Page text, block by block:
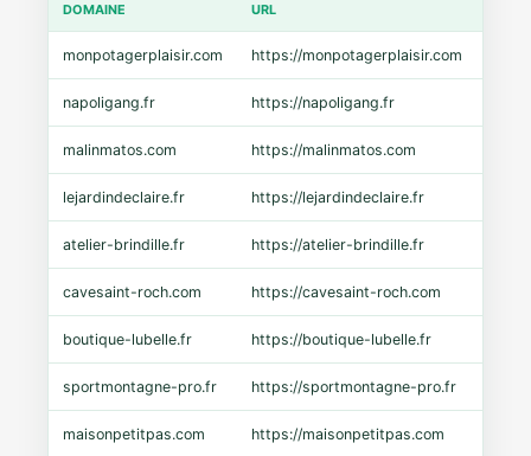
DOMAINE URL
monpotagerplaisir.com https://monpotagerplaisir.com
napoligang.fr https://napoligang.fr
malinmatos.com https://malinmatos.com
lejardindeclaire.fr https://lejardindeclaire.fr
atelier-brindille.fr https://atelier-brindille.fr
cavesaint-roch.com https://cavesaint-roch.com
boutique-lubelle.fr https://boutique-lubelle.fr
sportmontagne-pro.fr https://sportmontagne-pro.fr
maisonpetitpas.com https://maisonpetitpas.com